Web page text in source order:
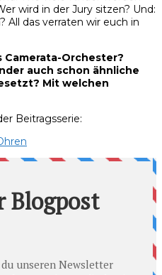
wird in der Jury sitzen? Und:
All das verraten wir euch in
Camerata-Orchester?
auch schon ähnliche
Mit welchen
Beitragsserie: